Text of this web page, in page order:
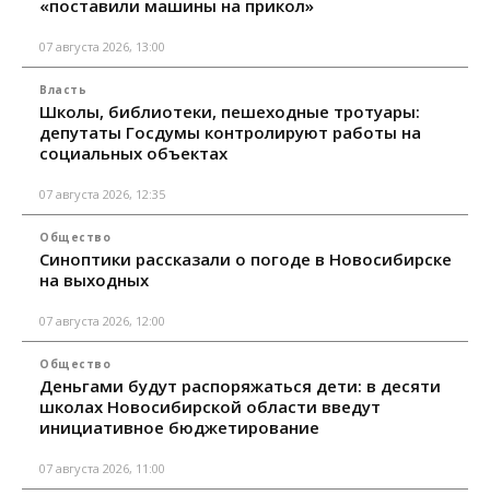
«поставили машины на прикол»
07 августа 2026, 13:00
Власть
Школы, библиотеки, пешеходные тротуары:
депутаты Госдумы контролируют работы на
социальных объектах
07 августа 2026, 12:35
Общество
Синоптики рассказали о погоде в Новосибирске
на выходных
07 августа 2026, 12:00
Общество
Деньгами будут распоряжаться дети: в десяти
школах Новосибирской области введут
инициативное бюджетирование
07 августа 2026, 11:00